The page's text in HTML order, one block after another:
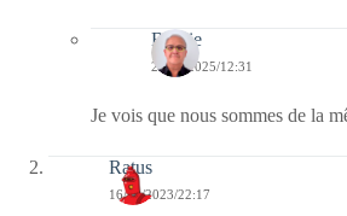
Bernie
29/05/2025/12:31
Je vois que nous sommes de la
Ratus
16/10/2023/22:17